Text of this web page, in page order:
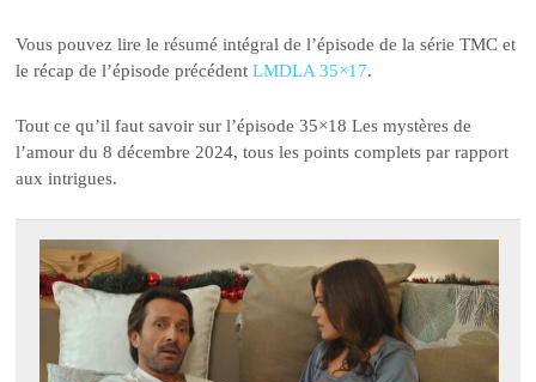
Vous pouvez lire le résumé intégral de l’épisode de la série TMC et
le récap de l’épisode précédentLMDLA 35×17.
Tout ce qu’il faut savoir sur l’épisode 35×18 Les mystères de
l’amour du 8 décembre 2024, tous les points complets par rapport
aux intrigues.